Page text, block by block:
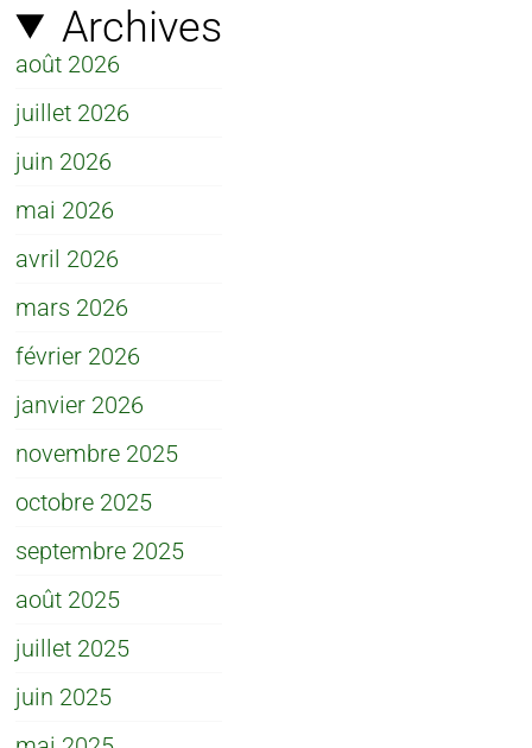
Archives
août 2026
juillet 2026
juin 2026
mai 2026
avril 2026
mars 2026
février 2026
janvier 2026
novembre 2025
octobre 2025
septembre 2025
août 2025
juillet 2025
juin 2025